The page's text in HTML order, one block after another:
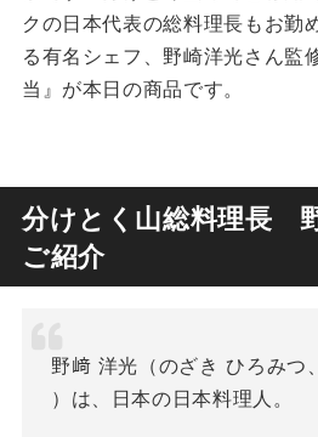
クの日本代表の総料理長もお勤
る有名シェフ、野崎洋光さん監
当』が本日の商品です。
分けとく山総料理長
ご紹介
野﨑 洋光（のざき ひろみつ
）は、日本の日本料理人。